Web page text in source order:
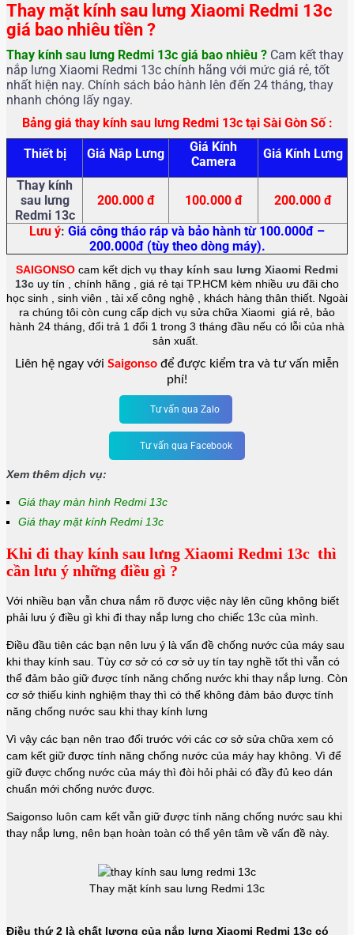
Thay mặt kính sau lưng Xiaomi Redmi 13c
giá bao nhiêu tiền ?
Thay kính sau lưng Redmi 13c giá bao nhiêu ? Cam kết thay
nắp lưng Xiaomi Redmi 13c chính hãng với mức giá rẻ, tốt
nhất hiện nay. Chính sách bảo hành lên đến 24 tháng, thay
nhanh chóng lấy ngay.
Bảng giá thay kính sau lưng Redmi 13c tại Sài Gòn Số :
Thiết bị Giá Nắp Lưng
Giá Kính
Camera
Giá Kính Lưng
Thay kính
sau lưng
Redmi 13c
200.000 đ 100.000 đ 200.000 đ
Lưu ý: Giá công tháo ráp và bảo hành từ 100.000đ –
200.000đ (tùy theo dòng máy).
SAIGONSO cam kết dịch vụ thay kính sau lưng Xiaomi Redmi
13c uy tín , chính hãng , giá rẻ tại TP.HCM kèm nhiều ưu đãi cho
học sinh , sinh viên , tài xế công nghệ , khách hàng thân thiết. Ngoài
ra chúng tôi còn cung cấp dịch vụ sửa chữa Xiaomi giá rẻ, bảo
hành 24 tháng, đổi trả 1 đổi 1 trong 3 tháng đầu nếu có lỗi của nhà
sản xuất.
Liên hệ ngay với Saigonso để được kiểm tra và tư vấn miễn
phí!
Tư vấn qua Zalo
Tư vấn qua Facebook
Xem thêm dịch vụ:
Giá thay màn hình Redmi 13c
Giá thay mặt kính Redmi 13c
Khi đi thay kính sau lưng Xiaomi Redmi 13c thì
cần lưu ý những điều gì ?
Với nhiều bạn vẫn chưa nắm rõ được việc này lên cũng không biết
phải lưu ý điều gì khi đi thay nắp lưng cho chiếc 13c của mình.
Điều đầu tiên các bạn nên lưu ý là vấn đề chống nước của máy sau
khi thay kính sau. Tùy cơ sở có cơ sở uy tín tay nghề tốt thì vẫn có
thể đảm bảo giữ được tính năng chống nước khi thay nắp lưng. Còn
cơ sở thiếu kinh nghiệm thay thì có thể không đảm bảo được tính
năng chống nước sau khi thay kính lưng
Vì vậy các bạn nên trao đổi trước với các cơ sở sửa chữa xem có
cam kết giữ được tính năng chống nước của máy hay không. Vì để
giữ được chống nước của máy thì đòi hỏi phải có đầy đủ keo dán
chuẩn mới chống nước được.
Saigonso luôn cam kết vẫn giữ được tính năng chống nước sau khi
thay nắp lưng, nên bạn hoàn toàn có thể yên tâm về vấn đề này.
Thay mặt kính sau lưng Redmi 13c
Điều thứ 2 là chất lượng của nắp lưng Xiaomi Redmi 13c có